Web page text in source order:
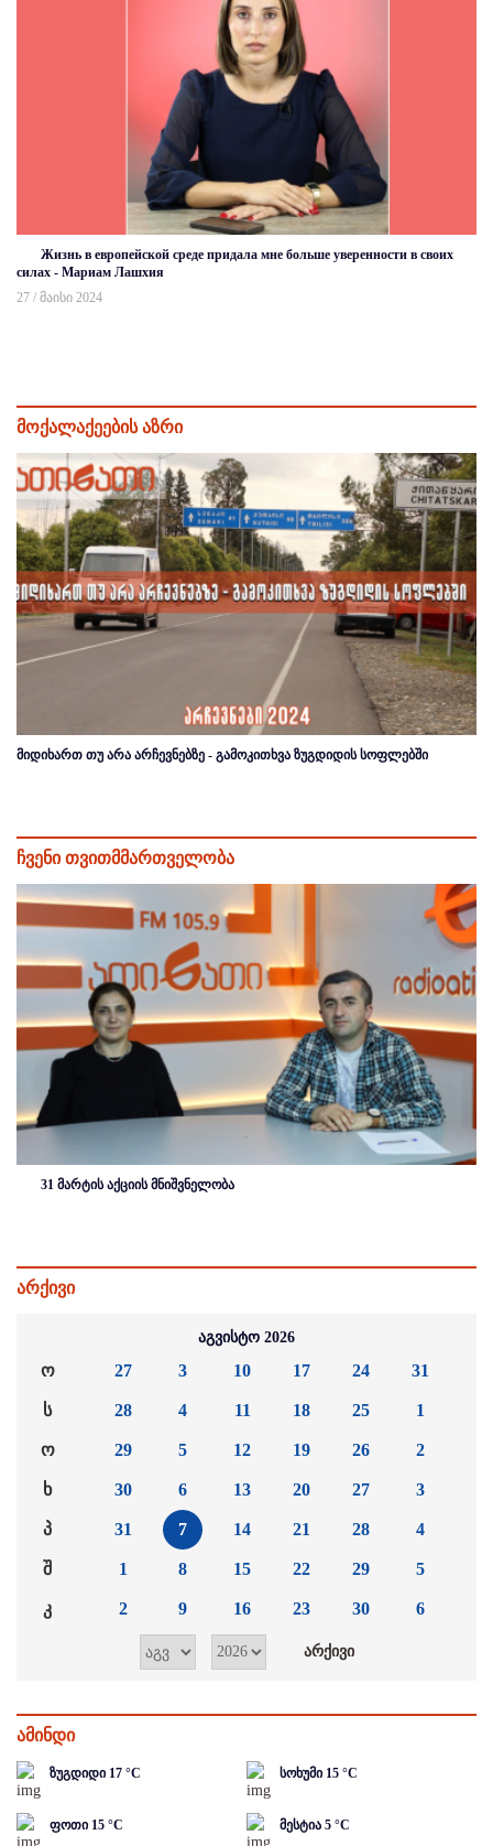
Жизнь в европейской среде придала мне больше уверенности в своих
силах - Мариам Лашхия
27 / მაისი 2024
მოქალაქეების აზრი
მიდიხართ თუ არა არჩევნებზე - გამოკითხვა ზუგდიდის სოფლებში
ჩვენი თვითმმართველობა
31 მარტის აქციის მნიშვნელობა
არქივი
აგვისტო 2026
ო
ს
ო
ხ
პ
შ
კ
27
28
29
30
31
1
2
3
4
5
6
7
8
9
10
11
12
13
14
15
16
17
18
19
20
21
22
23
24
25
26
27
28
29
30
31
1
2
3
4
5
6
ამინდი
ზუგდიდი 17 °C სოხუმი 15 °C
ფოთი 15 °C მესტია 5 °C